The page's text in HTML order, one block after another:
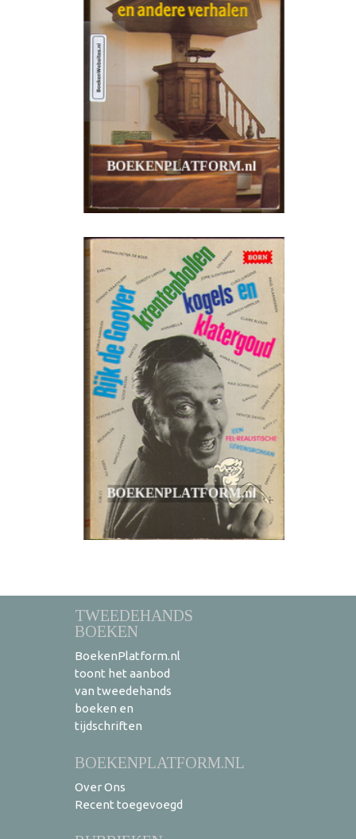
TWEEDEHANDS
BOEKEN
BoekenPlatform.nl
toont het aanbod
van tweedehands
boeken en
tijdschriften
BOEKENPLATFORM.NL
Over Ons
Recent toegevoegd